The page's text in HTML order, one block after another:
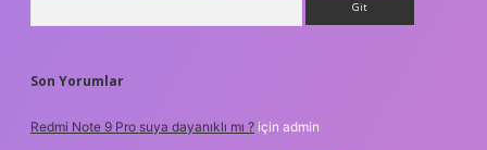
Son Yorumlar
Redmi Note 9 Pro suya dayanıklı mı ? için admin